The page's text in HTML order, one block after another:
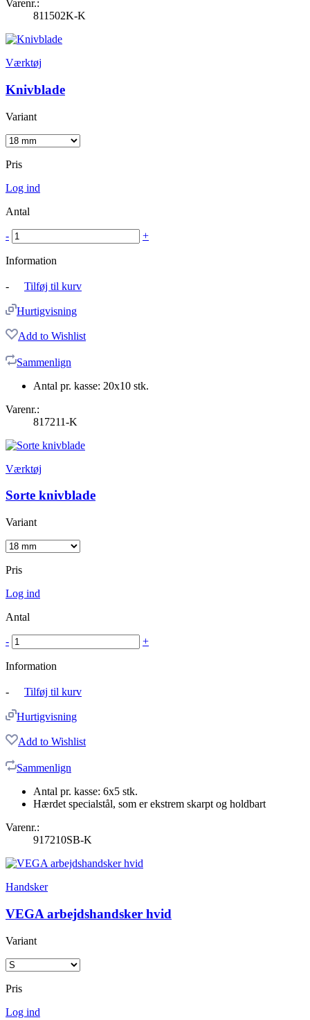
Varenr.:
811502K-K
Værktøj
Knivblade
Variant
Pris
Log ind
Antal
- +
Information
- Tilføj til kurv
Hurtigvisning
Add to Wishlist
Sammenlign
Antal pr. kasse: 20x10 stk.
Varenr.:
817211-K
Værktøj
Sorte knivblade
Variant
Pris
Log ind
Antal
- +
Information
- Tilføj til kurv
Hurtigvisning
Add to Wishlist
Sammenlign
Antal pr. kasse: 6x5 stk.
Hærdet specialstål, som er ekstrem skarpt og holdbart
Varenr.:
917210SB-K
Handsker
VEGA arbejdshandsker hvid
Variant
Pris
Log ind